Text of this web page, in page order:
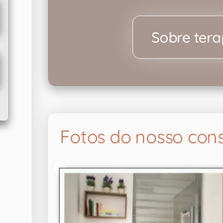
Sobre
Fotos do nosso